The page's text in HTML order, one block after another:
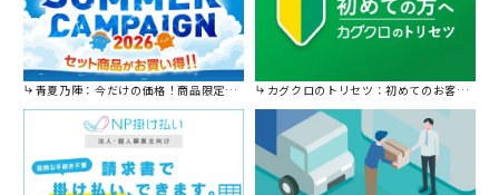
青夏乃陣：今だけの価格！商品限定セール開催中です。 カグクロのトリセツ：初めてのお客様はこちら。